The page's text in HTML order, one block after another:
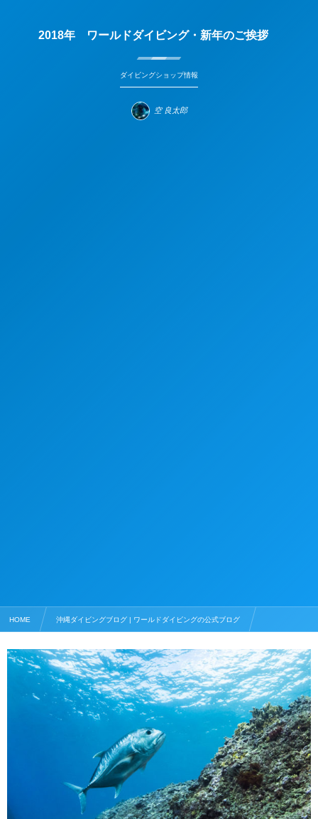
2018年 ワールドダイビング・新年のご挨拶
ダイビングショップ情報
空 良太郎
HOME 沖縄ダイビングブログ | ワールドダイビングの公式ブログ